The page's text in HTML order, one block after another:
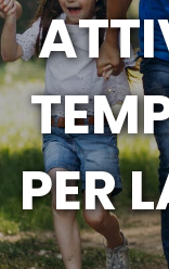
PER